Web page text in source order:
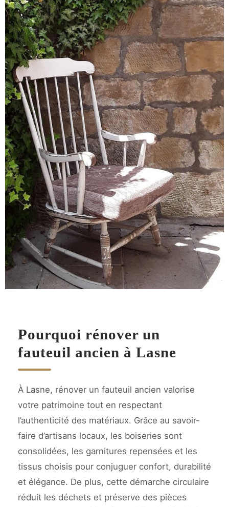
Pourquoi rénover un
fauteuil ancien à Lasne
À Lasne, rénover un fauteuil ancien valorise
votre patrimoine tout en respectant
l’authenticité des matériaux. Grâce au savoir-
faire d’artisans locaux, les boiseries sont
consolidées, les garnitures repensées et les
tissus choisis pour conjuguer confort, durabilité
et élégance. De plus, cette démarche circulaire
réduit les déchets et préserve des pièces